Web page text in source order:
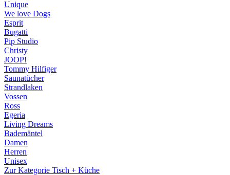
Unique
We love Dogs
Esprit
Bugatti
Pip Studio
Christy
JOOP!
Tommy Hilfiger
Saunatücher
Strandlaken
Vossen
Ross
Egeria
Living Dreams
Bademäntel
Damen
Herren
Unisex
Zur Kategorie Tisch + Küche